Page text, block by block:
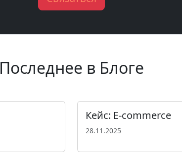
Последнее в Блоге
Кейс: E-commerce
28.11.2025